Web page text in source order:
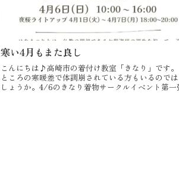
寒い4月もまた良し
こんにちは♪高崎市の着付け教室「きなり」です
ところの寒暖差で体調崩されている方もいるので
しょうか。4/6のきなり着物サークルイベント第一